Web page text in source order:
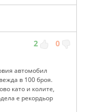
2 0
автомобил
в 100 броя.
като и колите,
е рекордьор